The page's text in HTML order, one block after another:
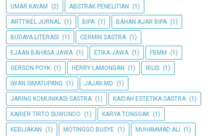
UMAR KAYAM (2) ABSTRAK PENELITIAN (1)
ARTTIKEL JURNAL (1) BIPA (1) BAHAN AJAR BIPA (1)
BUDAYA LITERASI (1) CERMIN SASTRA (1)
EJAAN BAHASA JAWA (1) ETIKA JAWA (1) FBMM (1)
GERSON POYK (1) HERRY LAMONGAN (1) IBLIS (1)
IWAN SIMATUPANG (1) JAJAK MD (1)
JARING KOMUNIKASI SASTRA (1) KAIDAH ESTETIKA SASTRA (1)
KARIER TIRTO SUWONDO (1) KARYA TONGGAK (1)
KEBIJAKAN (1) MOTINGGO BUSYE (1) MUHAMMAD ALI (1)